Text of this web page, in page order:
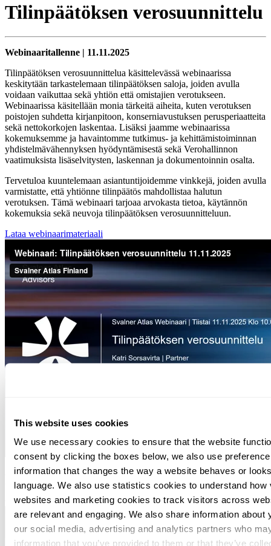
This website uses cookies
We use necessary cookies to ensure that the website
consent by clicking the boxes below, we also use
information that changes the way a website behaves or
language. We also use statistics cookies to understand
websites and marketing cookies to track visitors across
are relevant and engaging. We also share information about
our social media, advertising and analytics partners who
information that you’ve provided to them or that they’ve
Tilinpäätöksen verosuunnittelu
Webinaaritallenne | 11.11.2025
Tilinpäätöksen verosuunnittelua käsittelevässä webinaarissa
keskitytään tarkastelemaan tilinpäätöksen saloja, joiden avulla
voidaan vaikuttaa sekä yhtiön että omistajien verotukseen.
Webinaarissa käsitellään monia tärkeitä aiheita, kuten verotuksen
poistojen suhdetta kirjanpitoon, konserniavustuksen perusperiaatteita
sekä nettokorkojen laskentaa. Lisäksi jaamme webinaarissa
kokemuksemme ja havaintomme tutkimus- ja kehittämistoiminnan
yhdistelmävähennyksen hyödyntämisestä sekä Verohallinnon
vaatimuksista lisäselvitysten, laskennan ja dokumentoinnin osalta.
Tervetuloa kuuntelemaan asiantuntijoidemme vinkkejä, joiden avulla
varmistatte, että yhtiönne tilinpäätös mahdollistaa halutun
verotuksen. Tämä webinaari tarjoaa arvokasta tietoa, käytännön
kokemuksia sekä neuvoja tilinpäätöksen verosuunnitteluun.
Lataa webinaarimateriaali
Puhujat